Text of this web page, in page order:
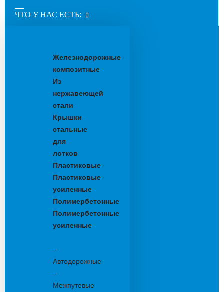
ЧТО У НАС ЕСТЬ:
Железнодорожные
композитные
Из
нержавеющей
стали
Крышки
стальные
для
лотков
Пластиковые
Пластиковые
усиленные
Полимербетонные
Полимербетонные
усиленные
–
Автодорожные
–
Межпутевые